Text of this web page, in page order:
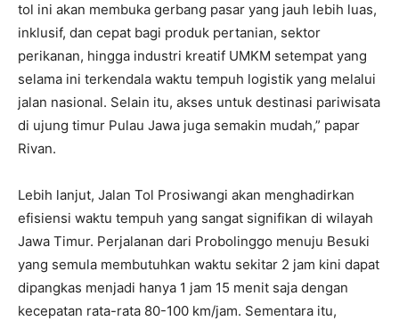
tol ini akan membuka gerbang pasar yang jauh lebih luas,
inklusif, dan cepat bagi produk pertanian, sektor
perikanan, hingga industri kreatif UMKM setempat yang
selama ini terkendala waktu tempuh logistik yang melalui
jalan nasional. Selain itu, akses untuk destinasi pariwisata
di ujung timur Pulau Jawa juga semakin mudah,” papar
Rivan.
Lebih lanjut, Jalan Tol Prosiwangi akan menghadirkan
efisiensi waktu tempuh yang sangat signifikan di wilayah
Jawa Timur. Perjalanan dari Probolinggo menuju Besuki
yang semula membutuhkan waktu sekitar 2 jam kini dapat
dipangkas menjadi hanya 1 jam 15 menit saja dengan
kecepatan rata-rata 80-100 km/jam. Sementara itu,